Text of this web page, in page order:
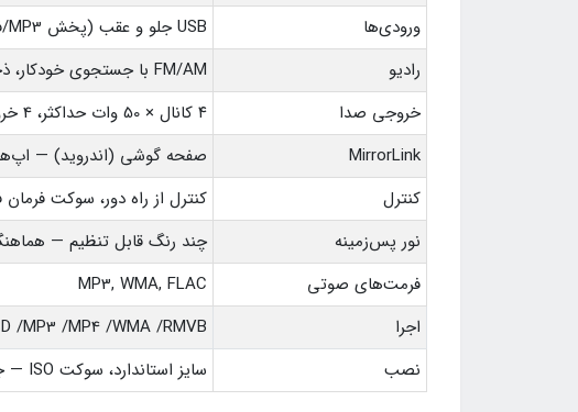
ورودی‌ها
USB جلو و عقب (پخش MP3/فیلم/عکس) و AUX
رادیو
FM/AM با جستجوی خودکار، ذخیره ایستگاه — همیشه همراه با اخبار و موسیقی
خروجی صدا
۴ کانال × 50 وات حداکثر، 4 خروجی RCA — آماده اتصال به آمپلی و ساب (4 ولت)
MirrorLink
صفحه گوشی (اندروید) —
کنترل
کنترل از راه دور، سوکت
نور پس‌زمینه
چند رنگ قابل تنظیم —
فرمت‌های صوتی
MP3, WMA, FLAC
اجرا
/MP3 /MP4 /WMA /RMVB
نصب
سایز استاندارد، سوکت ISO — جا در اکثر خودروها